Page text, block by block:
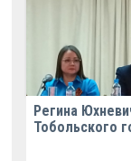
Регина
Тобольского